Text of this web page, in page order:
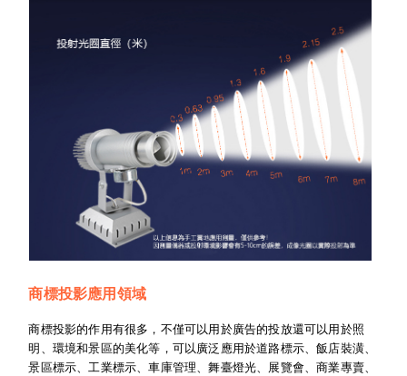
商標投影應用領域
商標投影的作用有很多，不僅可以用於廣告的投放還可以用於照
明、環境和景區的美化等，可以廣泛應用於道路標示、飯店裝潢、
景區標示、工業標示、車庫管理、舞臺燈光、展覽會、商業專賣、